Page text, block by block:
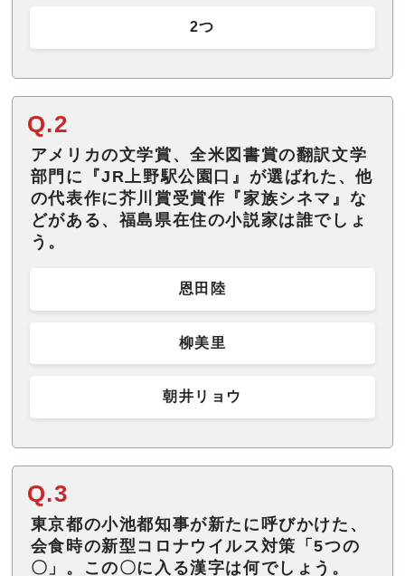
2つ
Q.2
アメリカの文学賞、全米図書賞の翻訳文学
部門に『JR上野駅公園口』が選ばれた、他
の代表作に芥川賞受賞作『家族シネマ』な
どがある、福島県在住の小説家は誰でしょ
う。
恩田陸
柳美里
朝井リョウ
Q.3
東京都の小池都知事が新たに呼びかけた、
会食時の新型コロナウイルス対策「5つの
〇」。この〇に入る漢字は何でしょう。